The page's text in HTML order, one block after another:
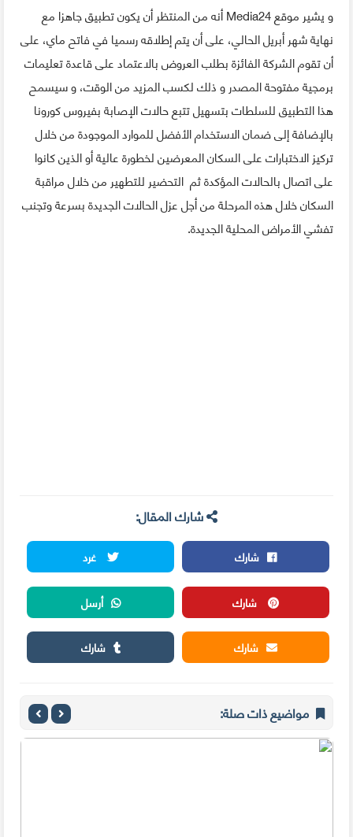
و يشير موقع Media24 أنه من المنتظر أن يكون تطبيق جاهزا مع
نهاية شهر أبريل الحالي، على أن يتم إطلاقه رسميا في فاتح ماي، على
أن تقوم الشركة الفائزة بطلب العروض بالاعتماد على قاعدة تعليمات
برمجية مفتوحة المصدر و ذلك لكسب المزيد من الوقت، و سيسمح
هذا التطبيق للسلطات بتسهيل تتبع حالات الإصابة بفيروس كورونا
بالإضافة إلى ضمان الاستخدام الأفضل للموارد الموجودة من خلال
تركيز الاختبارات على السكان المعرضين لخطورة عالية أو الذين كانوا
على اتصال بالحالات المؤكدة ثم التحضير للتطهير من خلال مراقبة
السكان خلال هذه المرحلة من أجل عزل الحالات الجديدة بسرعة وتجنب
تفشي الأمراض المحلية الجديدة.
شارك المقال:
شارك
غرد
شارك
أرسل
شارك
شارك
مواضيع ذات صلة: